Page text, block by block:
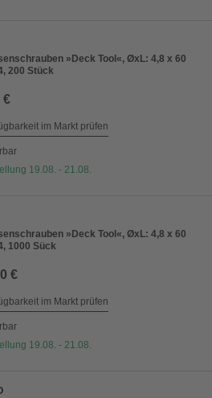
»Deck Tool«, ØxL: 4,8 x 60
200 Stück
€
im Markt prüfen
19.08. - 21.08.
»Deck Tool«, ØxL: 4,8 x 60
1000 Sück
€
im Markt prüfen
19.08. - 21.08.